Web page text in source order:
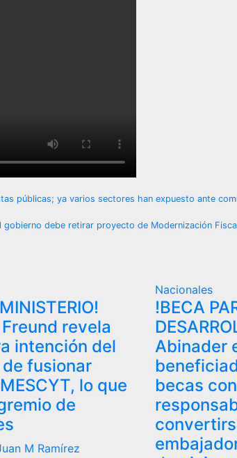
públicas; ya varios sectores han expuesto ante
gobierno debe retirar proyecto de Modernización
revela
intención del
fusionar
lo que
de
M Ramírez
Nacionales
!BECA
Abinader
becas con